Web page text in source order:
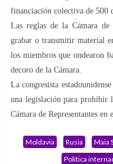
financiación colectiva de 500
Las reglas de la Cámara de
grabar o transmitir material
los miembros que ondearon
decoro de la Cámara.
La congresista
una legislación para prohibir
Cámara de Representantes en
Moldavia Rusia Maia
Política